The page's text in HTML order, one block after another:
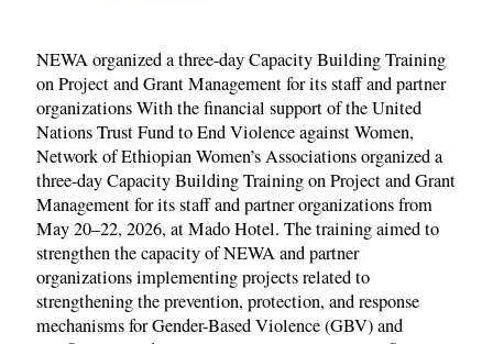
NEWA organized a three-day Capacity Building Training
on Project and Grant Management for its staff and partner
organizations With the financial support of the United
Nations Trust Fund to End Violence against Women,
Network of Ethiopian Women’s Associations organized a
three-day Capacity Building Training on Project and Grant
Management for its staff and partner organizations from
May 20–22, 2026, at Mado Hotel. The training aimed to
strengthen the capacity of NEWA and partner
organizations implementing projects related to
strengthening the prevention, protection, and response
mechanisms for Gender-Based Violence (GBV) and